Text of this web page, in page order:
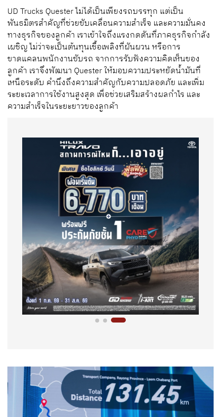
UD Trucks Quester ไม่ได้เป็นเพียงรถบรรทุก แต่เป็น
พันธมิตรสำคัญที่ช่วยขับเคลื่อนความสำเร็จ และความมั่นคง
ทางธุรกิจของลูกค้า เราเข้าใจถึงแรงกดดันที่ภาคธุรกิจกำลัง
เผชิญ ไม่ว่าจะเป็นต้นทุนเชื้อเพลิงที่ผันผวน หรือการ
ขาดแคลนพนักงานขับรถ จากการรับฟังความคิดเห็นของ
ลูกค้า เราจึงพัฒนา Quester ให้มอบความประหยัดน้ำมันที่
เหนือระดับ คำนึงถึงความสำคัญกับความปลอดภัย และเพิ่ม
ระยะเวลาการใช้งานสูงสุด เพื่อช่วยเสริมสร้างผลกำไร และ
ความสำเร็จในระยะยาวของลูกค้า